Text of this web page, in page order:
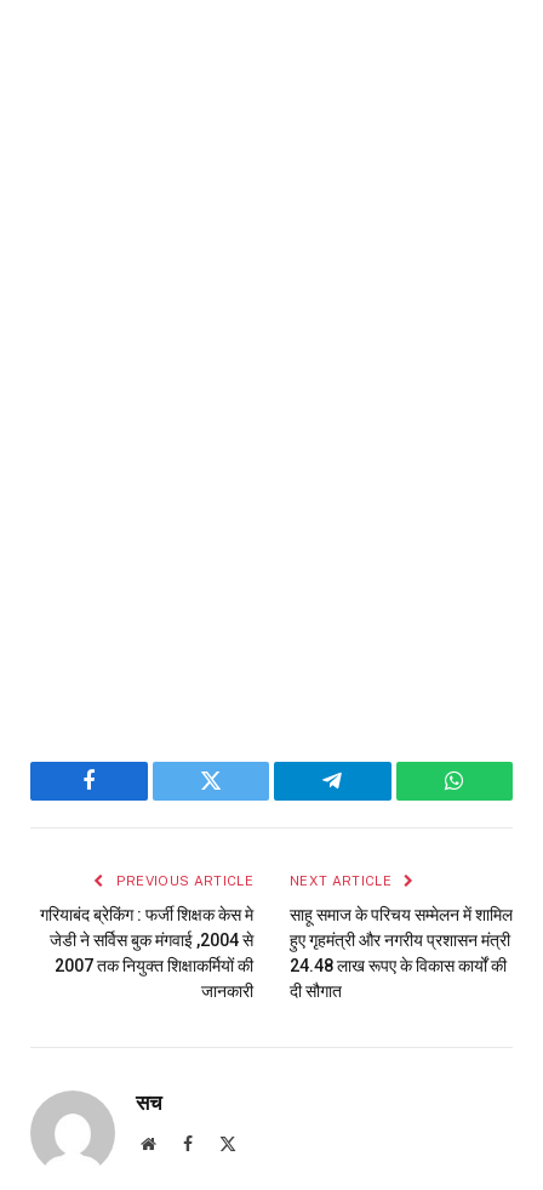
Facebook Twitter Telegram
PREVIOUS ARTICLE
गरियाबंद ब्रेकिंग : फर्जी शिक्षक केस मे
जेडी ने सर्विस बुक मंगवाई ,2004 से
2007 तक नियुक्त शिक्षाकर्मियों की
जानकारी
NEXT ARTICLE
साहू समाज के परिचय सम्मेलन में शामिल
हुए गृहमंत्री और नगरीय प्रशासन मंत्री
24.48 लाख रूपए के विकास कार्यों की
दी सौगात
सच
WebsiteFacebook